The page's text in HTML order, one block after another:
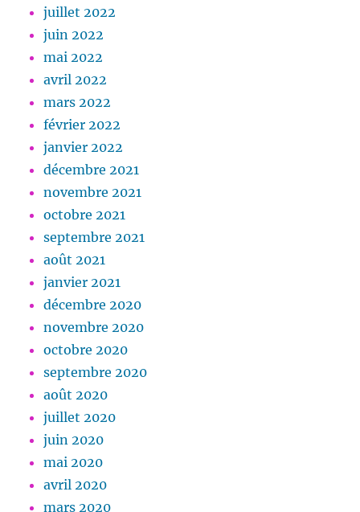
juillet 2022
juin 2022
mai 2022
avril 2022
mars 2022
février 2022
janvier 2022
décembre 2021
novembre 2021
octobre 2021
septembre 2021
août 2021
janvier 2021
décembre 2020
novembre 2020
octobre 2020
septembre 2020
août 2020
juillet 2020
juin 2020
mai 2020
avril 2020
mars 2020